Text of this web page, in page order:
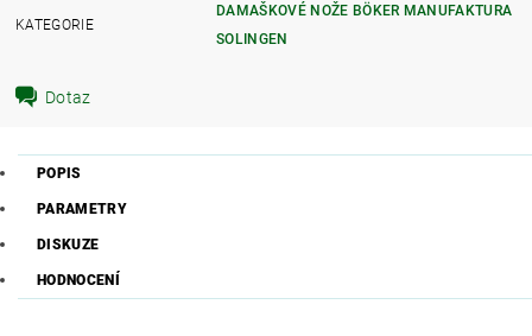
KATEGORIE
DAMAŠKOVÉ NOŽE BÖKER MANUFAKTURA
SOLINGEN
Dotaz
POPIS
PARAMETRY
DISKUZE
HODNOCENÍ